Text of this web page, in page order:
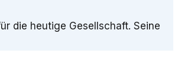
die heutige Gesellschaft. Seine